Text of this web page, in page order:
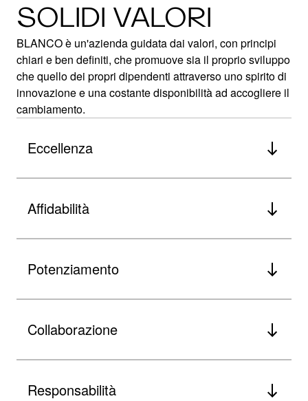
SOLIDI VALORI
BLANCO è un'azienda guidata dai valori, con principi
chiari e ben definiti, che promuove sia il proprio sviluppo
che quello dei propri dipendenti attraverso uno spirito di
innovazione e una costante disponibilità ad accogliere il
cambiamento.
Eccellenza
Affidabilità
Potenziamento
Collaborazione
Responsabilità